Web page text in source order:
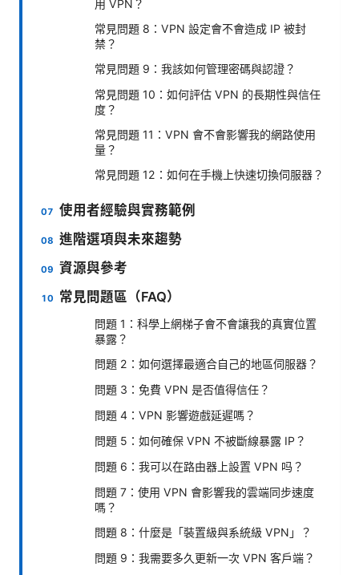
用 VPN？
常見問題 8：VPN 設定會不會造成 IP 被封
禁？
常見問題 9：我該如何管理密碼與認證？
常見問題 10：如何評估 VPN 的長期性與信任
度？
常見問題 11：VPN 會不會影響我的網路使用
量？
常見問題 12：如何在手機上快速切換伺服器？
使用者經驗與實務範例
進階選項與未來趨勢
資源與參考
常見問題區（FAQ）
問題 1：科學上網梯子會不會讓我的真實位置
暴露？
問題 2：如何選擇最適合自己的地區伺服器？
問題 3：免費 VPN 是否值得信任？
問題 4：VPN 影響遊戲延遲嗎？
問題 5：如何確保 VPN 不被斷線暴露 IP？
問題 6：我可以在路由器上設置 VPN 吗？
問題 7：使用 VPN 會影響我的雲端同步速度
嗎？
問題 8：什麼是「裝置級與系統級 VPN」？
問題 9：我需要多久更新一次 VPN 客戶端？